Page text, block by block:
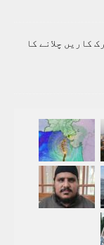
کاریں چلانے کا